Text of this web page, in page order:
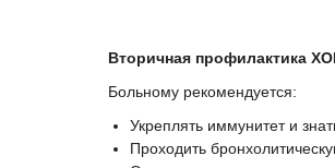
Вторичная профилактика
Больному рекомендуется:
Укреплять иммунитет и
Проходить